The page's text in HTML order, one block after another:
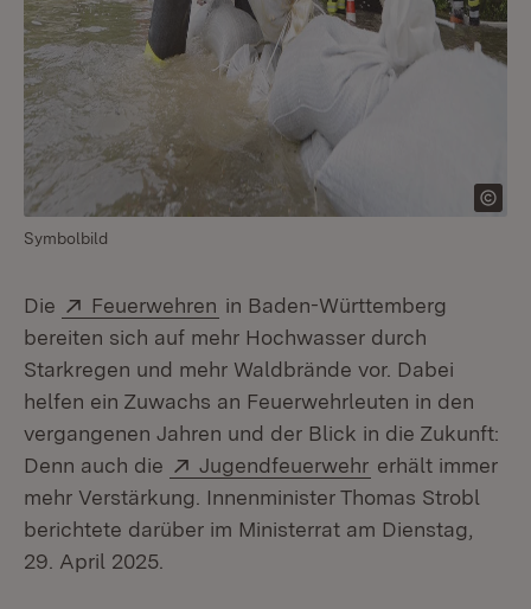
Symbolbild
Die Extern:
Feuerwehren (Öffnet in neuem Fenster)
in Baden-Württemberg
bereiten sich auf mehr Hochwasser durch
Starkregen und mehr Waldbrände vor. Dabei
helfen ein Zuwachs an Feuerwehrleuten in den
vergangenen Jahren und der Blick in die Zukunft:
Denn auch die
Extern:
Jugendfeuerwehr (Öffnet in
erhält immer
mehr Verstärkung. Innenminister Thomas Strobl
berichtete darüber im Ministerrat am Dienstag,
29. April 2025.